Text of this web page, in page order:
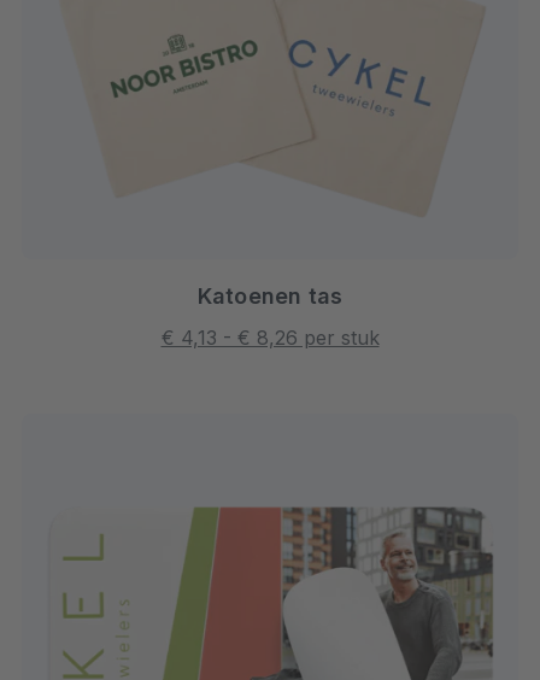
Katoenen tas
€ 4,13 - € 8,26 per stuk